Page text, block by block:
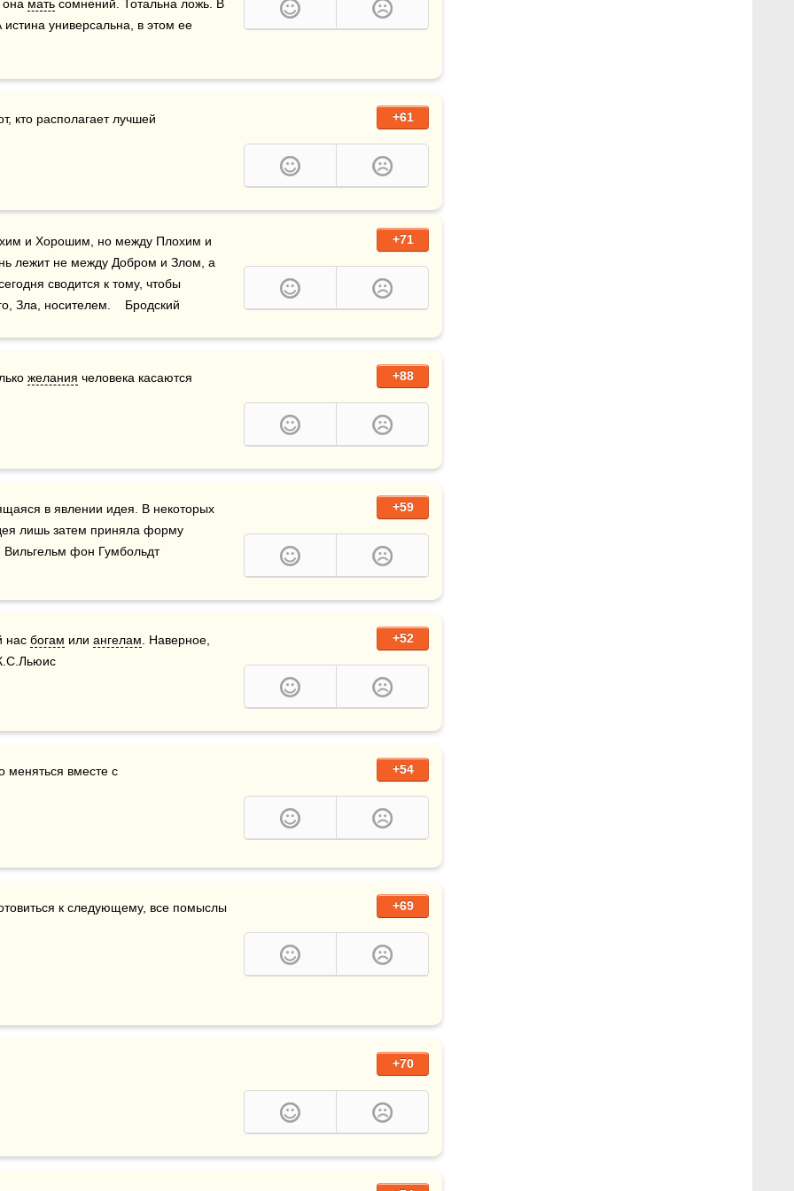
мать сомнений. Тотальна ложь. В
универсальна, в этом ее
+61
кто располагает лучшей
+71
и Хорошим, но между Плохим и
лежит не между Добром и Злом, а
сводится к тому, чтобы
Зла, носителем.    Бродский
+88
желания человека касаются
+59
в явлении идея. В некоторых
лишь затем приняла форму
Вильгельм фон Гумбольдт
+52
нас богам или ангелам . Наверное,
+54
меняться вместе с
+69
к следующему, все помыслы
+70